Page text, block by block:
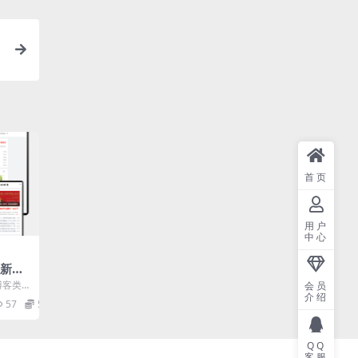
闻
客类
博
57 5
首页
用户
中心
会员
介绍
QQ